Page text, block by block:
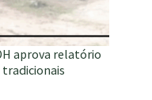
aprova relatório